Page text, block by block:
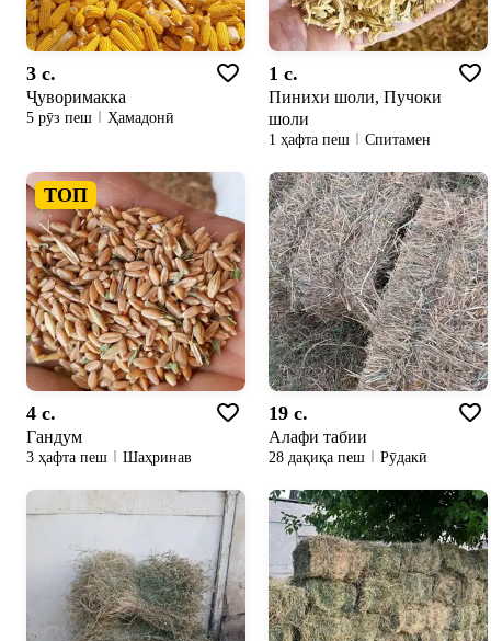
3 c.
Ҷуворимакка
5 рӯз пеш Ҳамадонӣ
1 c.
Пинихи шоли, Пучоки
шоли
1 ҳафта пеш Спитамен
ТОП
4 c.
Гандум
3 ҳафта пеш Шаҳринав
19 c.
Алафи табии
28 дақиқа пеш Рӯдакӣ